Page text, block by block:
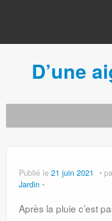
D’une
Publié le 21 juin 2021
Jardin
Après la pluie c’est